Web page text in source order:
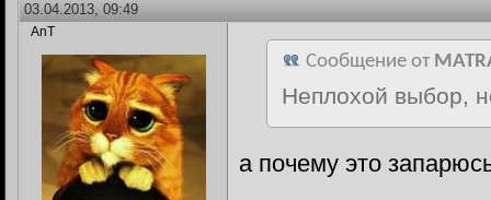
03.04.2013, 09:49
AnT
Сообщение от
Неплохой выбор,
а почему это